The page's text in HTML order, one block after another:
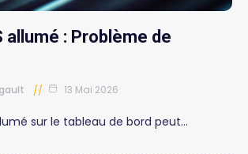
allumé : Problème de
13 Mai 2026
sur le tableau de bord peut…